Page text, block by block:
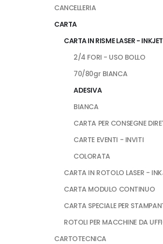
CANCELLERIA
CARTA
CARTA IN RISME LASER - INKJET
2/4 FORI - USO BOLLO
70/80gr BIANCA
ADESIVA
BIANCA
CARTA PER CONSEGNE
CARTE EVENTI - INVITI
COLORATA
CARTA IN ROTOLO LASER -
CARTA MODULO CONTINUO
CARTA SPECIALE PER
ROTOLI PER MACCHINE DA
CARTOTECNICA